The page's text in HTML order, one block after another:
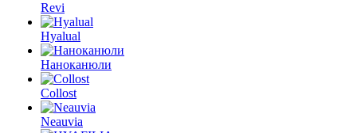
Revi
Hyalual
Наноканюли
Collost
Neauvia